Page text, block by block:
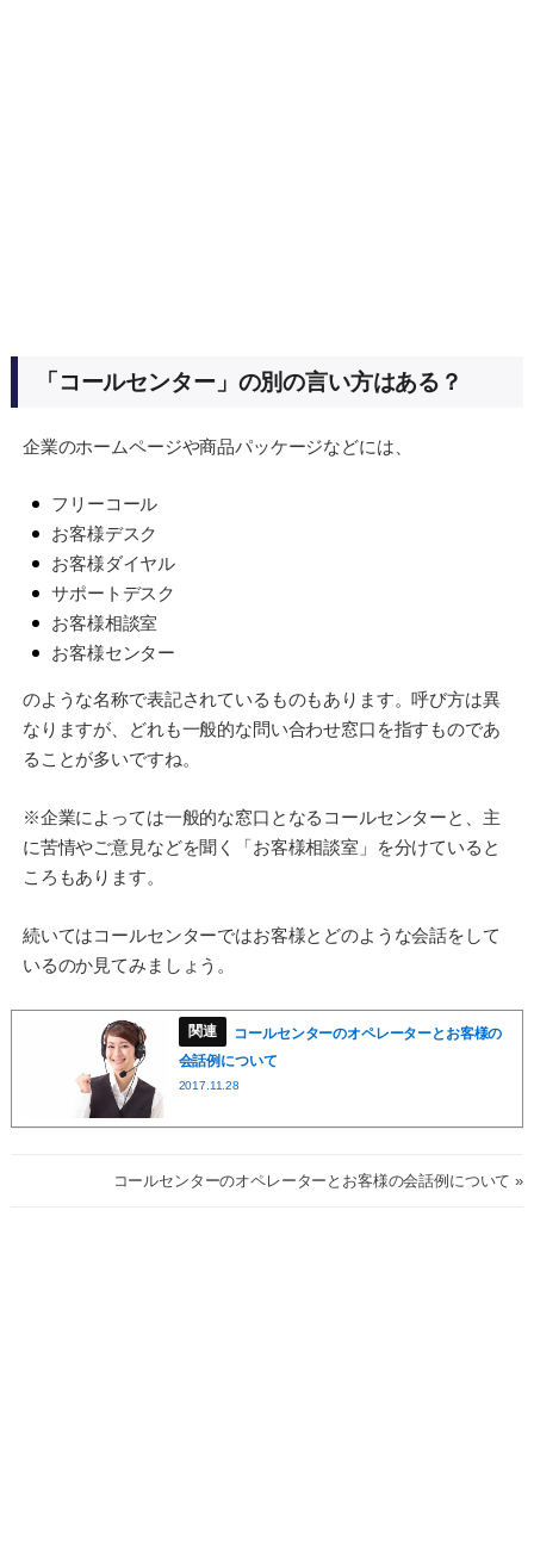
「コールセンター」の別の言い方はある？
企業のホームページや商品パッケージなどには、
フリーコール
お客様デスク
お客様ダイヤル
サポートデスク
お客様相談室
お客様センター
のような名称で表記されているものもあります。呼び方は異
なりますが、どれも一般的な問い合わせ窓口を指すものであ
ることが多いですね。
※企業によっては一般的な窓口となるコールセンターと、主
に苦情やご意見などを聞く「お客様相談室」を分けていると
ころもあります。
続いてはコールセンターではお客様とどのような会話をして
いるのか見てみましょう。
コールセンターのオペレーターとお客様の
会話例について
2017.11.28
コールセンターのオペレーターとお客様の会話例について »